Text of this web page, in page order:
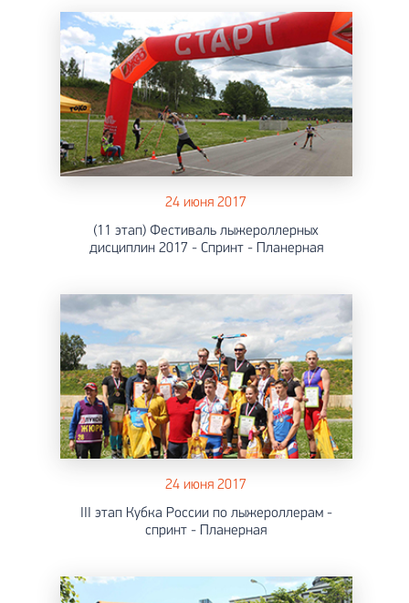
24 июня 2017
(11 этап) Фестиваль лыжероллерных
дисциплин 2017 - Спринт - Планерная
24 июня 2017
III этап Кубка России по лыжероллерам -
спринт - Планерная